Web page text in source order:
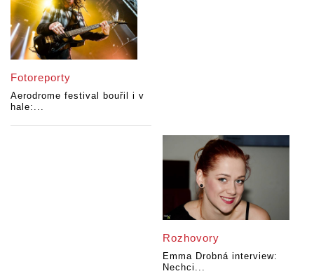
Fotoreporty
Aerodrome festival bouřil i v
hale:...
Rozhovory
Emma Drobná interview:
Nechci...